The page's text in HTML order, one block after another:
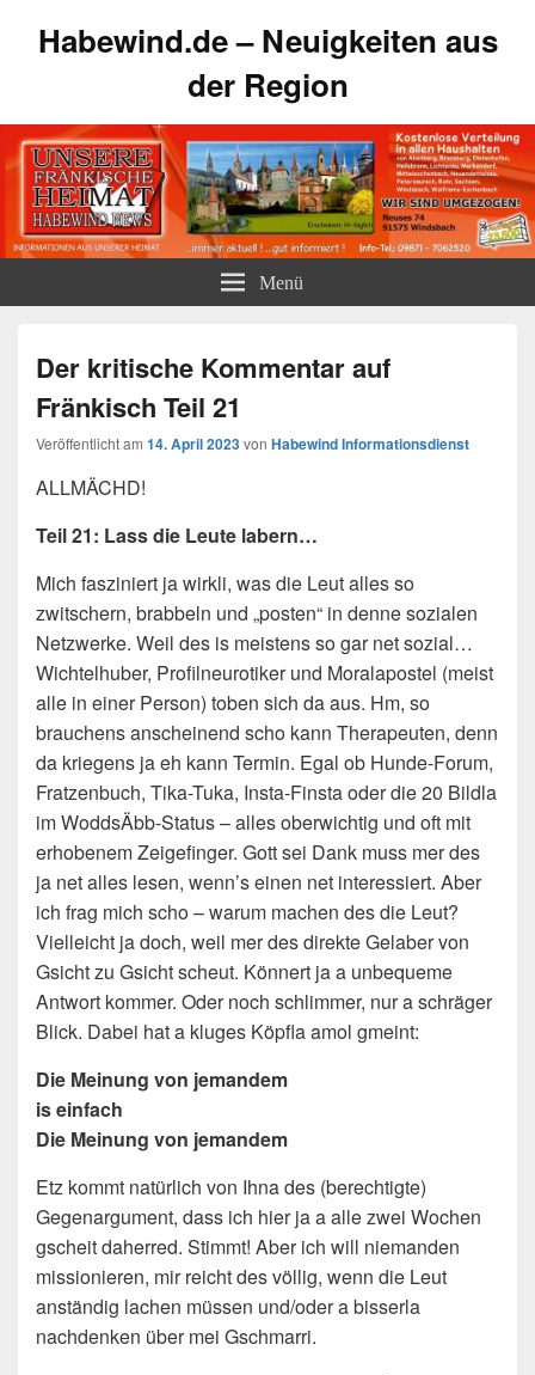
Habewind.de – Neuigkeiten aus
der Region
Menü
Der kritische Kommentar auf
Fränkisch Teil 21
Veröffentlicht am 14. April 2023von Habewind Informationsdienst
ALLMÄCHD!
Teil 21: Lass die Leute labern…
Mich fasziniert ja wirkli, was die Leut alles so
zwitschern, brabbeln und „posten“ in denne sozialen
Netzwerke. Weil des is meistens so gar net sozial…
Wichtelhuber, Profilneurotiker und Moralapostel (meist
alle in einer Person) toben sich da aus. Hm, so
brauchens anscheinend scho kann Therapeuten, denn
da kriegens ja eh kann Termin. Egal ob Hunde-Forum,
Fratzenbuch, Tika-Tuka, Insta-Finsta oder die 20 Bildla
im WoddsÄbb-Status – alles oberwichtig und oft mit
erhobenem Zeigefinger. Gott sei Dank muss mer des
ja net alles lesen, wenn’s einen net interessiert. Aber
ich frag mich scho – warum machen des die Leut?
Vielleicht ja doch, weil mer des direkte Gelaber von
Gsicht zu Gsicht scheut. Könnert ja a unbequeme
Antwort kommer. Oder noch schlimmer, nur a schräger
Blick. Dabei hat a kluges Köpfla amol gmeint:
Die Meinung von jemandem
is einfach
Die Meinung von jemandem
Etz kommt natürlich von Ihna des (berechtigte)
Gegenargument, dass ich hier ja a alle zwei Wochen
gscheit daherred. Stimmt! Aber ich will niemanden
missionieren, mir reicht des völlig, wenn die Leut
anständig lachen müssen und/oder a bisserla
nachdenken über mei Gschmarri.